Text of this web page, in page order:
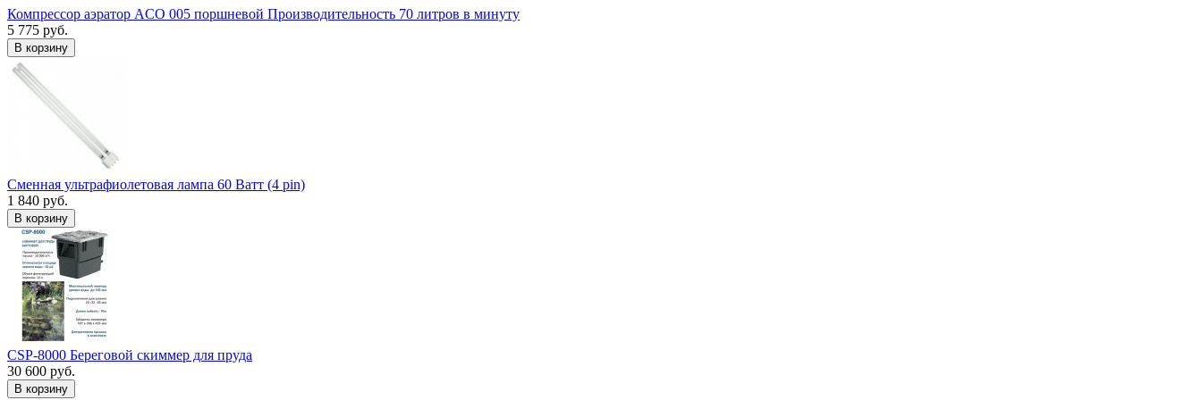
Компрессор аэратор ACO 005 поршневой Производительность 70 литров в минуту
5 775 руб.
В корзину
Сменная ультрафиолетовая лампа 60 Ватт (4 pin)
1 840 руб.
В корзину
CSP-8000 Береговой скиммер для пруда
30 600 руб.
В корзину